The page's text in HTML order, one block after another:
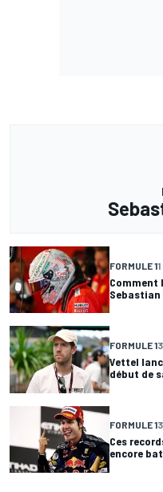
FORMULE 1
Comment
Sebastian
FORMULE 1
Vettel
début de
FORMULE 1
Ces
encore